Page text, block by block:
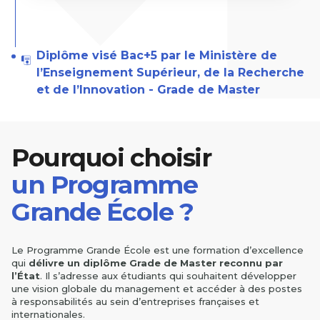
Diplôme visé Bac+5 par le Ministère de
l’Enseignement Supérieur, de la Recherche
et de l’Innovation - Grade de Master
Pourquoi choisir
un Programme
Grande École ?
Le Programme Grande École est une formation d’excellence
qui délivre un diplôme Grade de Master reconnu par
l’État. Il s’adresse aux étudiants qui souhaitent développer
une vision globale du management et accéder à des postes
à responsabilités au sein d’entreprises françaises et
internationales.